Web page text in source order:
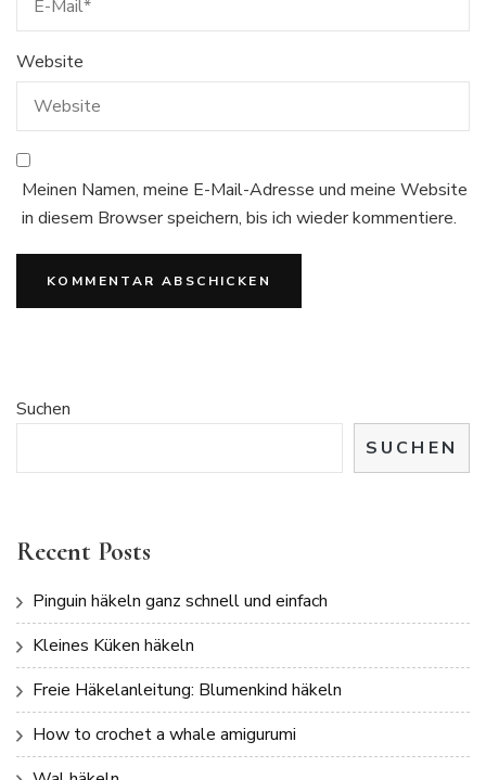
Website
Meinen Namen, meine E-Mail-Adresse und meine Website
in diesem Browser speichern, bis ich wieder kommentiere.
Suchen
SUCHEN
Recent Posts
Pinguin häkeln ganz schnell und einfach
Kleines Küken häkeln
Freie Häkelanleitung: Blumenkind häkeln
How to crochet a whale amigurumi